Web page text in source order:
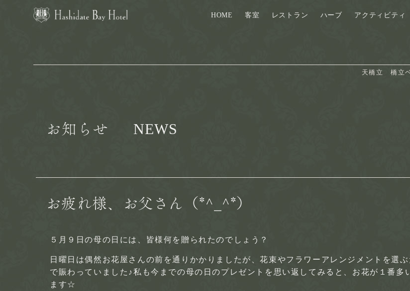
HOME 客室 レストラン ハーブ アクティビティ
天橋立　橋立
お知らせ NEWS
お疲れ様、お父さん（*^_^*）
５月９日の母の日には、皆様何を贈られたのでしょう？
日曜日は偶然お花屋さんの前を通りかかりましたが、花束やフラワーアレンジメントを選ぶ
で賑わっていました♪私も今までの母の日のプレゼントを思い返してみると、お花が１番多
ます☆